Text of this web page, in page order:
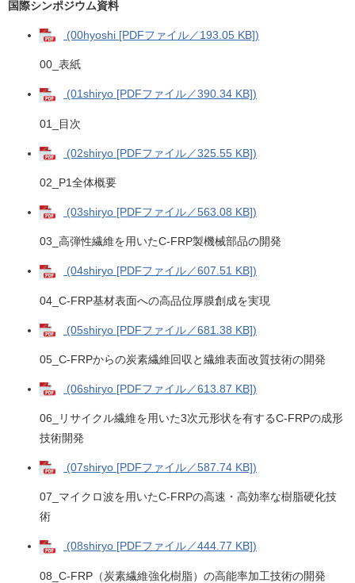
国際シンポジウム資料
(00hyoshi [PDFファイル／193.05 KB])
00_表紙
(01shiryo [PDFファイル／390.34 KB])
01_目次
(02shiryo [PDFファイル／325.55 KB])
02_P1全体概要
(03shiryo [PDFファイル／563.08 KB])
03_高弾性繊維を用いたC-FRP製機械部品の開発
(04shiryo [PDFファイル／607.51 KB])
04_C-FRP基材表面への高品位厚膜創成を実現
(05shiryo [PDFファイル／681.38 KB])
05_C-FRPからの炭素繊維回収と繊維表面改質技術の開発
(06shiryo [PDFファイル／613.87 KB])
06_リサイクル繊維を用いた3次元形状を有するC-FRPの成形
技術開発
(07shiryo [PDFファイル／587.74 KB])
07_マイクロ波を用いたC-FRPの高速・高効率な樹脂硬化技
術
(08shiryo [PDFファイル／444.77 KB])
08_C-FRP（炭素繊維強化樹脂）の高能率加工技術の開発